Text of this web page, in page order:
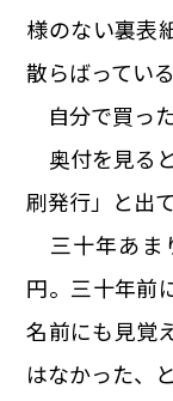
様のない裏表
散らばっている
自分で買っ
奥付を見る
刷発行」と出
三十年あま
円。三十年前
名前にも見覚
はなかった、